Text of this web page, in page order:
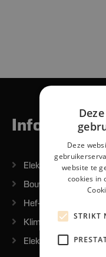
Informatie
Elektrisch
Bouwmachines/
Hef-Hijswerktuigen
Klim en
Elektra
Deze
website te
cookies in
STRIKT